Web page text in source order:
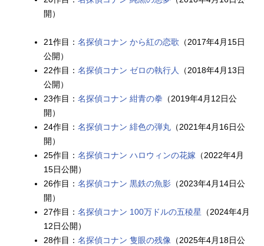
開）
21作目： 名探偵コナン から紅の恋歌 （2017年4月15日
公開）
22作目： 名探偵コナン ゼロの執行人
（2018年4月13日
公開）
23作目： 名探偵コナン 紺青の拳 （2019年4月12日公
開）
24作目： 名探偵コナン 緋色の弾丸 （2021年4月16日公
開）
25作目： 名探偵コナン ハロウィンの花嫁 （2022年4月
15日公開）
26作目： 名探偵コナン 黒鉄の魚影 （2023年4月14日公
開）
27作目： 名探偵コナン 100万ドルの五稜星 （2024年4月
12日公開）
28作目： 名探偵コナン 隻眼の残像 （2025年4月18日公